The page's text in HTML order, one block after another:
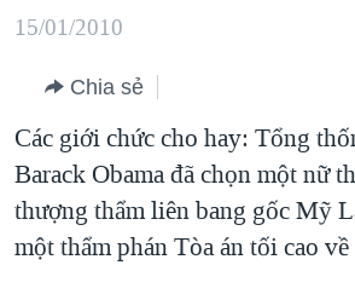
dung
chính
điều
hướng
chính
Đi
BIỂN ĐÔNG
BLOG
DIỄN ĐÀN
MỤC
TỰ DO BÁO CHÍ
CHUYÊN ĐỀ
15/01/2010
Chia sẻ
Các giới chức cho hay: Tổng
Barack Obama đã chọn một nữ
thượng thẩm liên bang gốc Mỹ
một thẩm phán Tòa án tối cao